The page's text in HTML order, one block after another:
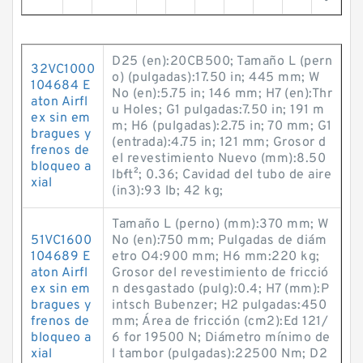
32VC1000
104684 E
aton Airfl
ex sin em
bragues y
frenos de
bloqueo a
xial
D25 (en):20CB500; Tamaño L (pern
o) (pulgadas):17.50 in; 445 mm; W
No (en):5.75 in; 146 mm; H7 (en):Thr
u Holes; G1 pulgadas:7.50 in; 191 m
m; H6 (pulgadas):2.75 in; 70 mm; G1
(entrada):4.75 in; 121 mm; Grosor d
el revestimiento Nuevo (mm):8.50
lb·ft²; 0.36; Cavidad del tubo de aire
(in3):93 lb; 42 kg;
51VC1600
104689 E
aton Airfl
ex sin em
bragues y
frenos de
bloqueo a
xial
Tamaño L (perno) (mm):370 mm; W
No (en):750 mm; Pulgadas de diám
etro O4:900 mm; H6 mm:220 kg;
Grosor del revestimiento de fricció
n desgastado (pulg):0.4; H7 (mm):P
intsch Bubenzer; H2 pulgadas:450
mm; Área de fricción (cm2):Ed 121/
6 for 19500 N; Diámetro mínimo de
l tambor (pulgadas):22500 Nm; D2